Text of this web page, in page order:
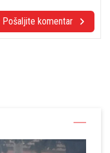
Pošaljite komentar